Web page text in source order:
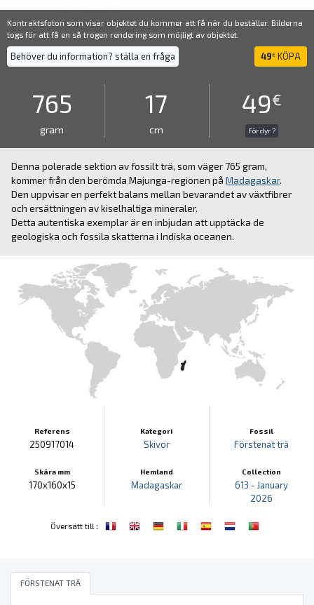
Kontraktsfoton som visar objektet du kommer att få när du beställer. Bilderna
togs för att få en så trogen rendering som möjligt av objektet.
Behöver du information? ställa en fråga 49€ KÖPA
765
gram
17
cm
49€
För dyr ?
Denna polerade sektion av fossilt trä, som väger 765 gram,
kommer från den berömda Majunga-regionen på Madagaskar.
Den uppvisar en perfekt balans mellan bevarandet av växtfibrer
och ersättningen av kiselhaltiga mineraler.
Detta autentiska exemplar är en inbjudan att upptäcka de
geologiska och fossila skatterna i Indiska oceanen.
Referens
250917014
Skära mm
170x160x15
Kategori
Skivor
Hemland
Madagaskar
Fossil
Förstenat trä
Collection
613 - January
2026
Översätt till :
FÖRSTENAT TRÄ